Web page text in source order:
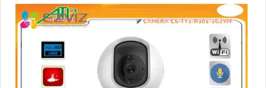
được trang bị công nghệ phát hiện chuyển động thông minh
tăng cường an ninh cho không gian của bạn. Loại Camera
quan sát Wifi Không Dây CS-C6N-R105-1L3WF 3